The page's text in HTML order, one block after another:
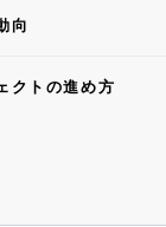
向
クトの進め方